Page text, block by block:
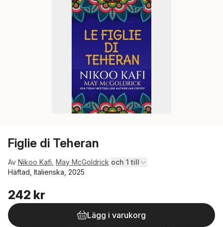
Figlie di Teheran
Av Nikoo Kafi May McGoldrick och 1 till
Häftad, Italienska, 2025
242 kr
Lägg i varukorg